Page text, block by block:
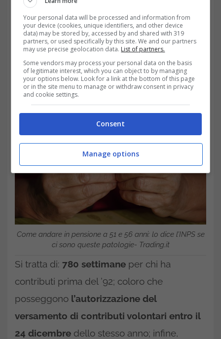
delle tre deroghe della Legge Amato.
seguito, vengono riportate e spiegate nel
concreto. La pensione non è più un
miraggio.
Come andare in pensione a 51 e 56 anni: lo dice l’INPS se
ci sono queste patologie- Trading.it
Si tratta di: 780 settimane per chi ha
contributi prima del ’92; coloro che
posseggono l’autorizzazione del
versamento di contributi volontari entro il
24 dicembre dello stesso anno; infine,
Your personal data will be processed and information from
your device (cookies, unique identifiers, and other device
data) may be stored by, accessed by and shared with 319
partners, or used specifically by this site. We and our partners
may use precise geolocation data. List of partners.
Some vendors may process your personal data on the basis
of legitimate interest, which you can object to by managing
your options below. Look for a link at the bottom of this page
or in the site menu to manage or withdraw consent in privacy
and cookie settings.
Consent
Manage options